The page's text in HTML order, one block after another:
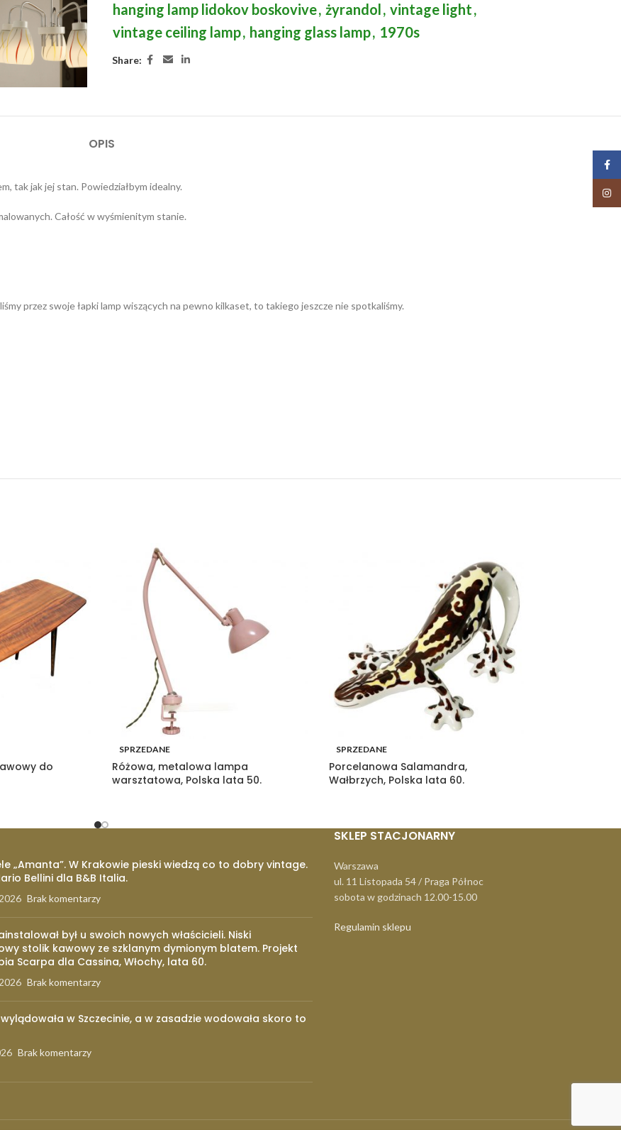
hanging lamp lidokov boskovive, żyrandol, vintage light,
vintage ceiling lamp, hanging glass lamp, 1970s
Share:
OPIS
tak jak jej stan. Powiedziałbym idealny.
Całość w wyśmienitym stanie.
przez swoje łapki lamp wiszących na pewno kilkaset, to takiego jeszcze nie spotkaliśmy.
do
SPRZEDANE
Różowa, metalowa lampa
warsztatowa, Polska lata 50.
SPRZEDANE
Porcelanowa Salamandra,
Wałbrzych, Polska lata 60.
„Amanta”. W Krakowie pieski wiedzą co to dobry vintage.
Bellini dla B&B Italia.
Brak komentarzy
był u swoich nowych właścicieli. Niski
stolik kawowy ze szklanym dymionym blatem. Projekt
Scarpa dla Cassina, Włochy, lata 60.
Brak komentarzy
w Szczecinie, a w zasadzie wodowała skoro to
Brak komentarzy
SKLEP STACJONARNY
Warszawa
ul. 11 Listopada 54 / Praga Północ
sobota w godzinach 12.00-15.00
Regulamin sklepu